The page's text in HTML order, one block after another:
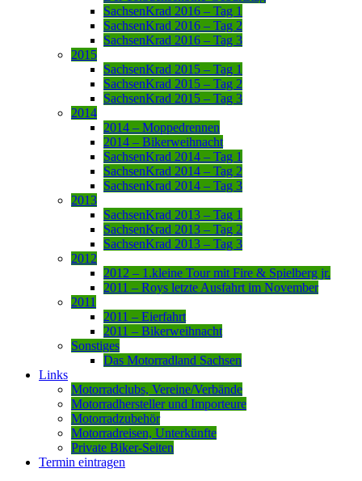
SachsenKrad 2016 – Tag 1
SachsenKrad 2016 – Tag 2
SachsenKrad 2016 – Tag 3
2015
SachsenKrad 2015 – Tag 1
SachsenKrad 2015 – Tag 2
SachsenKrad 2015 – Tag 3
2014
2014 – Moppedrennen
2014 – Bikerweihnacht
SachsenKrad 2014 – Tag 1
SachsenKrad 2014 – Tag 2
SachsenKrad 2014 – Tag 3
2013
SachsenKrad 2013 – Tag 1
SachsenKrad 2013 – Tag 2
SachsenKrad 2013 – Tag 3
2012
2012 – 1.kleine Tour mit Fire & Spielberg jr.
2011 – Roys letzte Ausfahrt im November
2011
2011 – Eierfahrt
2011 – Bikerweihnacht
Sonstiges
Das Motorradland Sachsen
Links
Motorradclubs, Vereine/Verbände
Motorradhersteller und Importeure
Motorradzubehör
Motorradreisen, Unterkünfte
Private Biker-Seiten
Termin eintragen